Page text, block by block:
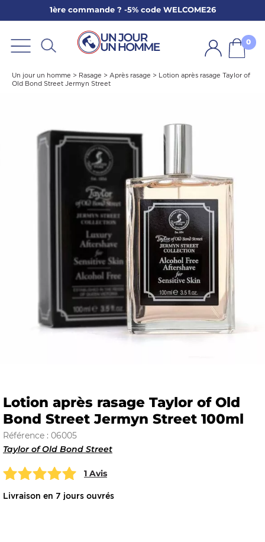
1ère commande ? -5% code WELCOME26
0
Un jour un homme > Rasage > Après rasage > Lotion après rasage Taylor of
Old Bond Street Jermyn Street
Lotion après rasage Taylor of Old
Bond Street Jermyn Street 100ml
Référence : 06005
Taylor of Old Bond Street
1 Avis
Livraison en 7 jours ouvrés